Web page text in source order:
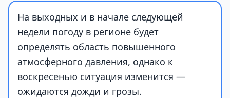
На выходных и в начале следующей
недели погоду в регионе будет
определять область повышенного
атмосферного давления, однако к
воскресенью ситуация изменится —
ожидаются дожди и грозы.